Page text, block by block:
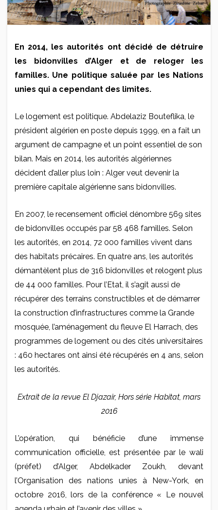
En 2014, les autorités ont décidé de détruire
les bidonvilles d’Alger et de reloger les
familles. Une politique saluée par les Nations
unies qui a cependant des limites.
Le logement est politique. Abdelaziz Bouteflika, le
président algérien en poste depuis 1999, en a fait un
argument de campagne et un point essentiel de son
bilan. Mais en 2014, les autorités algériennes
décident d’aller plus loin : Alger veut devenir la
première capitale algérienne sans bidonvilles.
En 2007, le recensement officiel dénombre 569 sites
de bidonvilles occupés par 58 468 familles. Selon
les autorités, en 2014, 72 000 familles vivent dans
des habitats précaires. En quatre ans, les autorités
démantèlent plus de 316 bidonvilles et relogent plus
de 44 000 familles. Pour l’Etat, il s’agit aussi de
récupérer des terrains constructibles et de démarrer
la construction d’infrastructures comme la Grande
mosquée, l’aménagement du fleuve El Harrach, des
programmes de logement ou des cités universitaires
: 460 hectares ont ainsi été récupérés en 4 ans, selon
les autorités.
Extrait de la revue El Djazair, Hors série Habitat, mars
2016
L’opération, qui bénéficie d’une immense
communication officielle, est présentée par le wali
(préfet) d’Alger, Abdelkader Zoukh, devant
l’Organisation des nations unies à New-York, en
octobre 2016, lors de la conférence « Le nouvel